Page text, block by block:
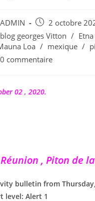
autrice
:
ADMIN
Publication
publiée :
2 octobre
blog georges Vitton / Etna
Loa / mexique /
:
0 commentaire
02 , 2020.
, Piton de
bulletin from
level: Alert 1